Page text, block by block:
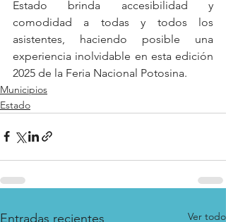
Estado brinda accesibilidad y
comodidad a todas y todos los
asistentes, haciendo posible una
experiencia inolvidable en esta edición
2025 de la Feria Nacional Potosina.
Municipios
Estado
Entradas recientes Ver todo